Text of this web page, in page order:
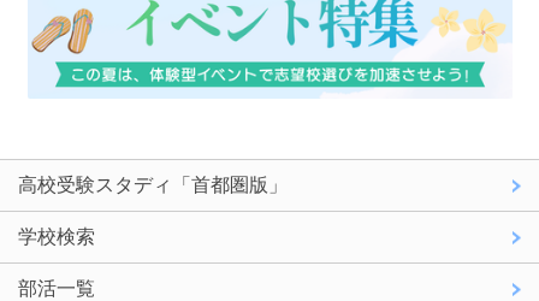
高校受験スタディ「首都圏版」
学校検索
部活一覧